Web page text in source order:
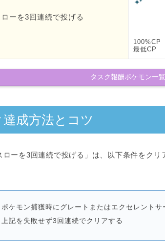
ーを3回連続で投げる
100%CP
最低CP
タスク報酬ポケモン一覧
成方法とコツ
ローを3回連続で投げる」は、
以下条件をクリ
ポケモン捕獲時に グレートまたはエクセレント サ
上記を失敗せず3回連続でクリアする